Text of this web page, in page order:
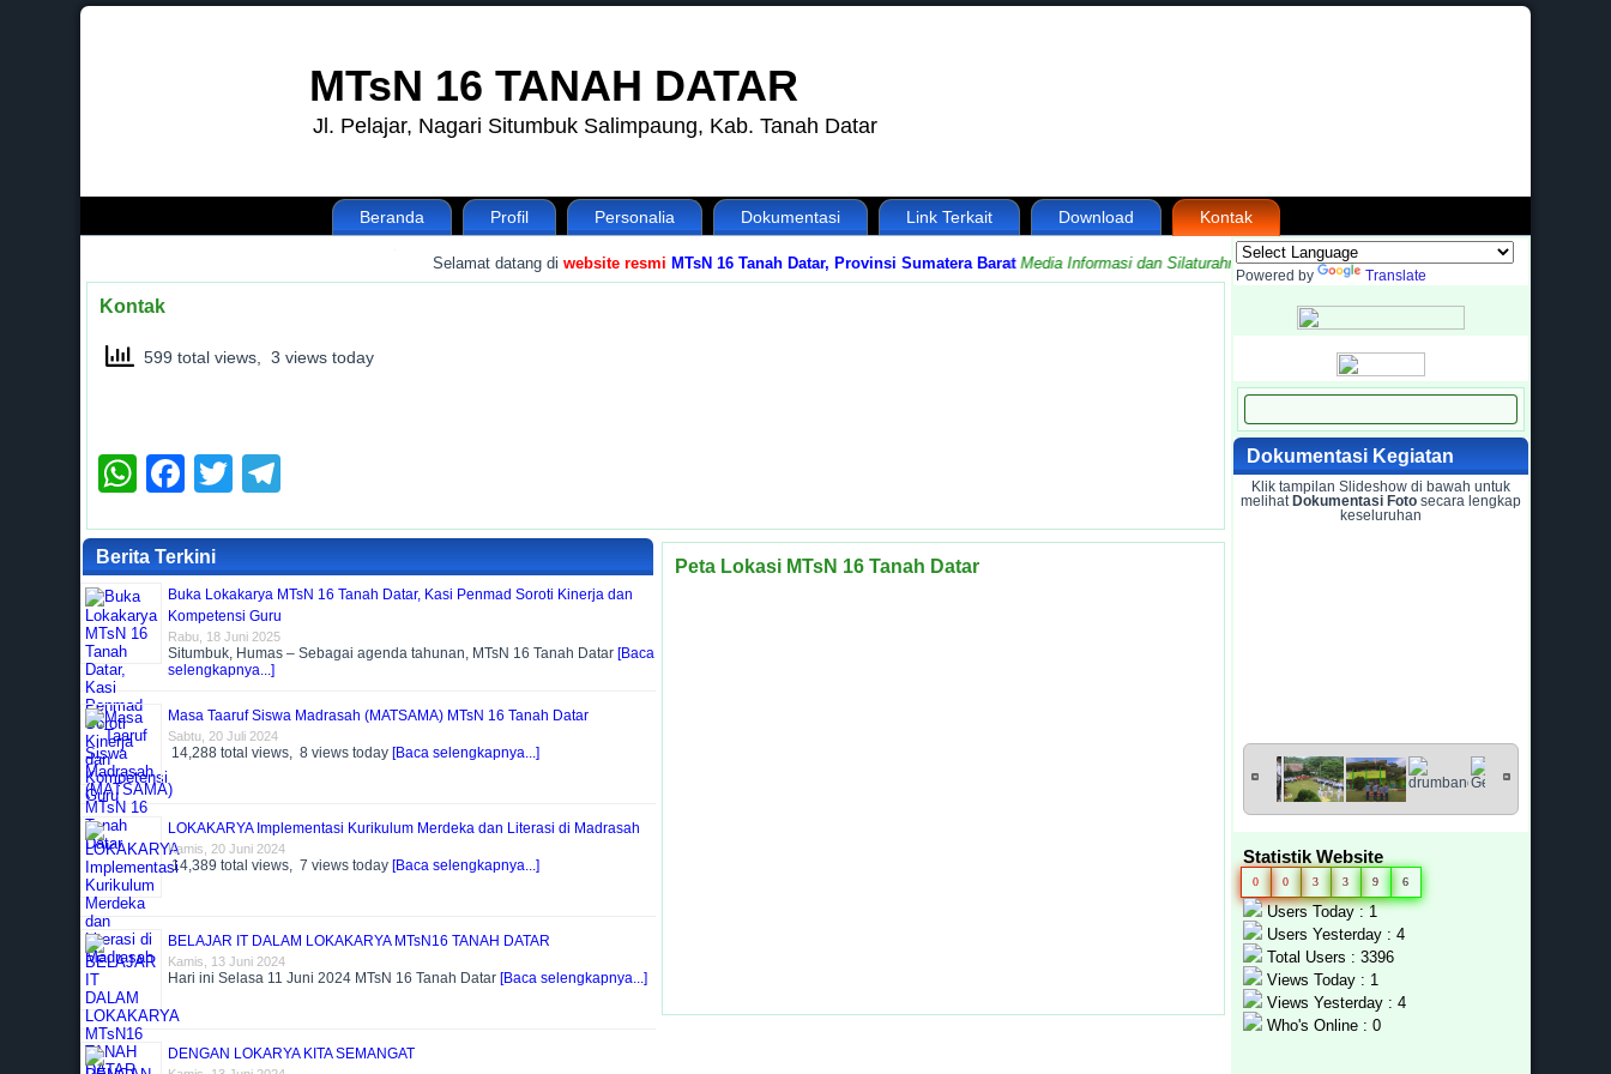
MTsN 16 TANAH DATAR
Jl. Pelajar, Nagari Situmbuk Salimpaung, Kab. Tanah Datar
Beranda Profil Personalia Dokumentasi Link Terkait Download Kontak
Selamat datang di website resmi MTsN 16 Tanah Datar, Provinsi Sumatera Barat Media Informasi dan Silaturahmi antara Madrasah dengan Masyarakat
Kontak
599 total views, 3 views today
WhatsApp
Facebook
Twitter
Berita Terkini
Buka Lokakarya MTsN 16 Tanah Datar, Kasi Penmad Soroti Kinerja dan
Kompetensi Guru
Rabu, 18 Juni 2025
Situmbuk, Humas – Sebagai agenda tahunan, MTsN 16 Tanah Datar [Baca
selengkapnya...]
Masa Taaruf Siswa Madrasah (MATSAMA) MTsN 16 Tanah Datar
Sabtu, 20 Juli 2024
14,288 total views, 8 views today [Baca selengkapnya...]
LOKAKARYA Implementasi Kurikulum Merdeka dan Literasi di Madrasah
Kamis, 20 Juni 2024
14,389 total views, 7 views today [Baca selengkapnya...]
BELAJAR IT DALAM LOKAKARYA MTsN16 TANAH DATAR
Kamis, 13 Juni 2024
Hari ini Selasa 11 Juni 2024 MTsN 16 Tanah Datar [Baca selengkapnya...]
DENGAN LOKARYA KITA SEMANGAT
Peta Lokasi MTsN 16 Tanah Datar
Powered by Translate
Dokumentasi Kegiatan
Klik tampilan Slideshow di bawah untuk
melihat Dokumentasi Foto secara lengkap
keseluruhan
Statistik Website
0 0 3 3 9 6
Users Today : 1
Users Yesterday : 4
Total Users : 3396
Views Today : 1
Views Yesterday : 4
Who's Online : 0